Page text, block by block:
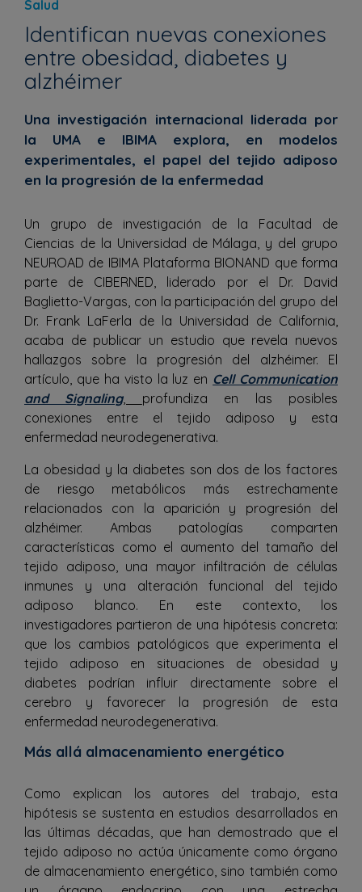
Salud
Identifican nuevas conexiones
entre obesidad, diabetes y
alzhéimer
Una investigación internacional liderada por
la UMA e IBIMA explora, en modelos
experimentales, el papel del tejido adiposo
en la progresión de la enfermedad
Un grupo de investigación de la Facultad de
Ciencias de la Universidad de Málaga, y del grupo
NEUROAD de IBIMA Plataforma BIONAND que forma
parte de CIBERNED, liderado por el Dr. David
Baglietto-Vargas, con la participación del grupo del
Dr. Frank LaFerla de la Universidad de California,
acaba de publicar un estudio que revela nuevos
hallazgos sobre la progresión del alzhéimer. El
artículo, que ha visto la luz en Cell Communication
and Signaling, profundiza en las posibles
conexiones entre el tejido adiposo y esta
enfermedad neurodegenerativa.
La obesidad y la diabetes son dos de los factores
de riesgo metabólicos más estrechamente
relacionados con la aparición y progresión del
alzhéimer. Ambas patologías comparten
características como el aumento del tamaño del
tejido adiposo, una mayor infiltración de células
inmunes y una alteración funcional del tejido
adiposo blanco. En este contexto, los
investigadores partieron de una hipótesis concreta:
que los cambios patológicos que experimenta el
tejido adiposo en situaciones de obesidad y
diabetes podrían influir directamente sobre el
cerebro y favorecer la progresión de esta
enfermedad neurodegenerativa.
Más allá almacenamiento energético
Como explican los autores del trabajo, esta
hipótesis se sustenta en estudios desarrollados en
las últimas décadas, que han demostrado que el
tejido adiposo no actúa únicamente como órgano
de almacenamiento energético, sino también como